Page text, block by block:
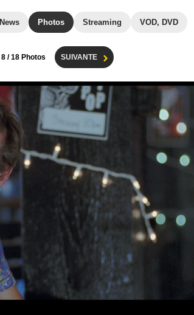
News Photos Streaming VOD, DVD
8 / 18 Photos SUIVANTE